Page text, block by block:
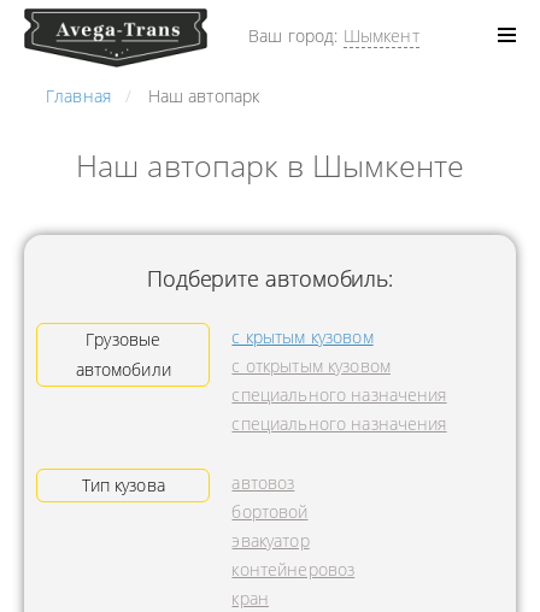
Ваш город: Шымкент
Главная Наш автопарк
Наш автопарк в Шымкенте
Подберите автомобиль:
Грузовые
автомобили
с крытым кузовом
с открытым кузовом
специального назначения
специального назначения
Тип кузова
автовоз
бортовой
эвакуатор
контейнеровоз
кран